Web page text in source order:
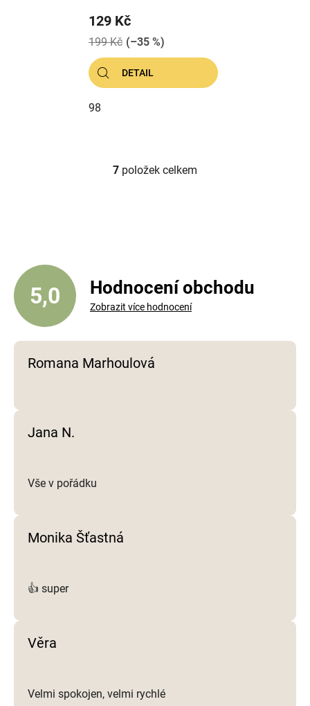
129 Kč
199 Kč (–35 %)
DETAIL
98
O
í
p
r
k
y
7 položek celkem
5,0 Hodnocení obchodu
Zobrazit více hodnocení
Romana Marhoulová
Jana N.
Vše v pořádku
Monika Šťastná
👍 super
Věra
Velmi spokojen, velmi rychlé